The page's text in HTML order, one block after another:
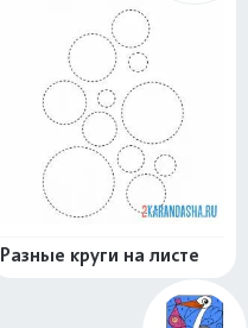
Разные круги на листе